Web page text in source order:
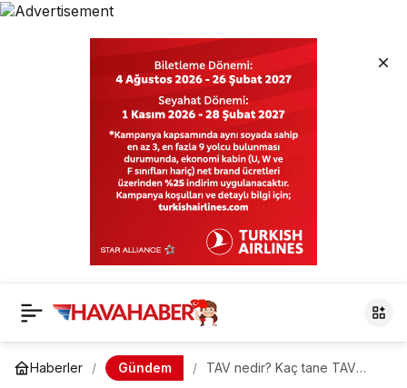
Haberler Gündem
TAV nedir? Kaç tane TAV